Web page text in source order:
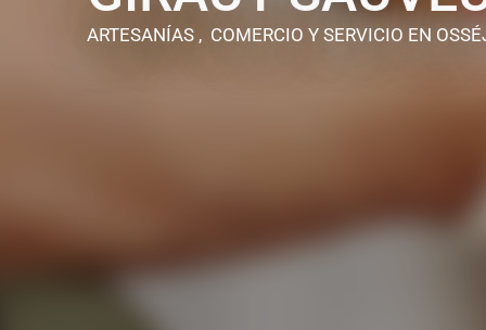
ARTESANÍAS , COMERCIO Y SERVICIO EN